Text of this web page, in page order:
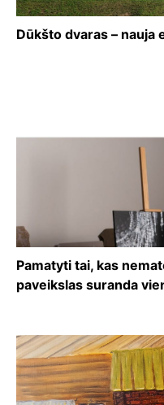
Dūkšto dvaras – nauja
Pamatyti tai, kas
paveikslas suranda